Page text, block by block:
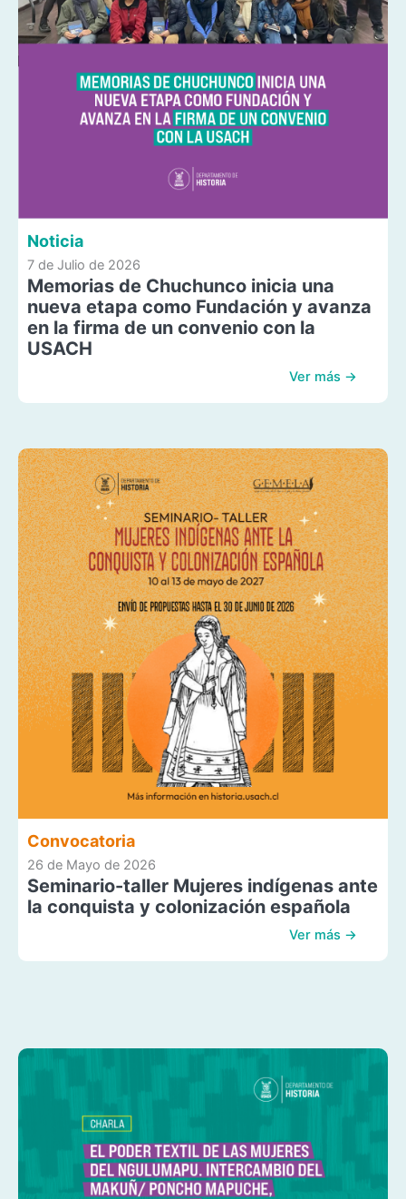
Noticia
7 de Julio de 2026
Memorias de Chuchunco inicia una
nueva etapa como Fundación y avanza
en la firma de un convenio con la
USACH
Ver más →
Convocatoria
26 de Mayo de 2026
Seminario-taller Mujeres indígenas ante
la conquista y colonización española
Ver más →